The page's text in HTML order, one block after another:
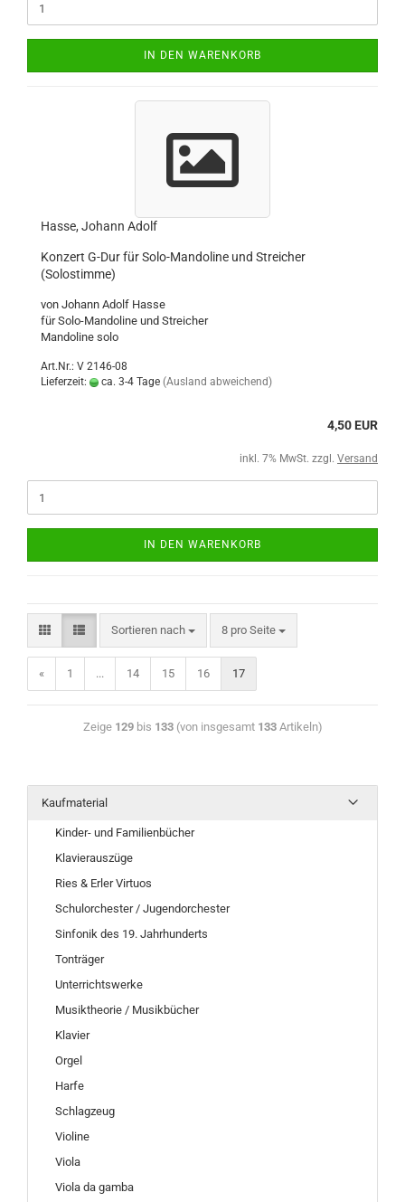
IN DEN WARENKORB
Hasse, Johann Adolf
Konzert G-Dur für Solo-Mandoline und Streicher
(Solostimme)
von Johann Adolf Hasse
für Solo-Mandoline und Streicher
Mandoline solo
Art.Nr.: V 2146-08
Lieferzeit:
ca. 3-4 Tage (Ausland abweichend)
4,50 EUR
inkl. 7% MwSt. zzgl. Versand
IN DEN WARENKORB
Sortieren nach 8 pro Seite
« 1 ... 14 15 16 17
Zeige 129bis 133(von insgesamt 133Artikeln)
Kaufmaterial
Kinder- und Familienbücher
Klavierauszüge
Ries & Erler Virtuos
Schulorchester / Jugendorchester
Sinfonik des 19. Jahrhunderts
Tonträger
Unterrichtswerke
Musiktheorie / Musikbücher
Klavier
Orgel
Harfe
Schlagzeug
Violine
Viola
Viola da gamba